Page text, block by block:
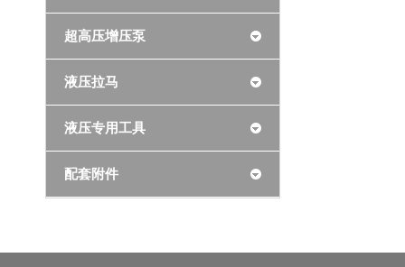
超高压增压泵
液压拉马
液压专用工具
配套附件